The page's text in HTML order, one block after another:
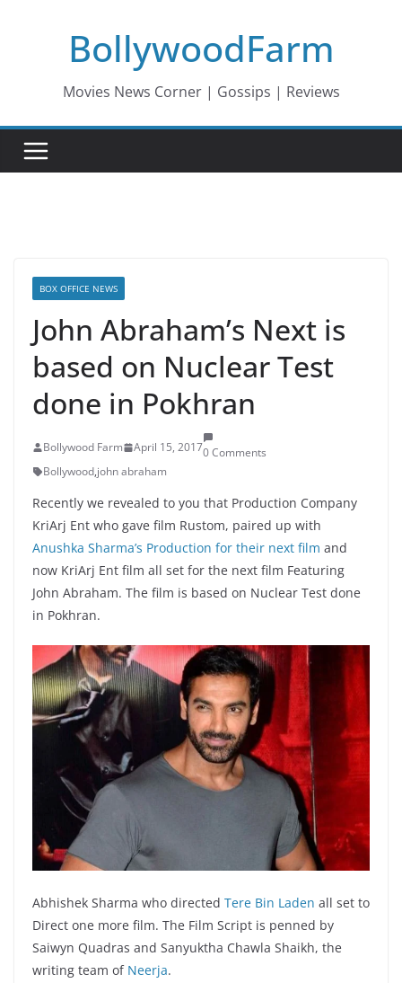
BollywoodFarm
Movies News Corner | Gossips | Reviews
BOX OFFICE NEWS
John Abraham’s Next is
based on Nuclear Test
done in Pokhran
Bollywood Farm April 15, 20170 Comments
Bollywood,john abraham
Recently we revealed to you that Production Company
KriArj Ent who gave film Rustom, paired up with
Anushka Sharma’s Production for their next film and
now KriArj Ent film all set for the next film Featuring
John Abraham. The film is based on Nuclear Test done
in Pokhran.
Abhishek Sharma who directed Tere Bin Laden all set to
Direct one more film. The Film Script is penned by
Saiwyn Quadras and Sanyuktha Chawla Shaikh, the
writing team of Neerja.